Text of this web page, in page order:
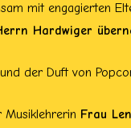
mit engagierten
Hardwiger
der Duft von
Musiklehrerin Frau